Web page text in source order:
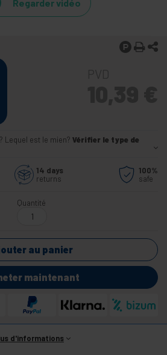
Regarder vidéo
Lequel est le mien? Vérifier le type de
14 days
returns
100%
safe
Quantité
au panier
maintenant
d'informations